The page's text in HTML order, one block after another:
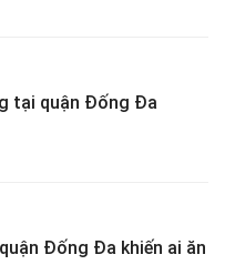
tại quận Đống Đa
Đống Đa khiến ai ăn